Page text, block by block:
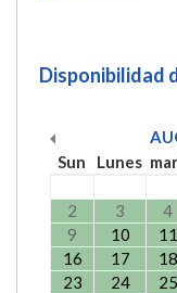
Disponibilidad
Sun
Lunes
2
3 4
9
10 11
16
17 18
23
24 25